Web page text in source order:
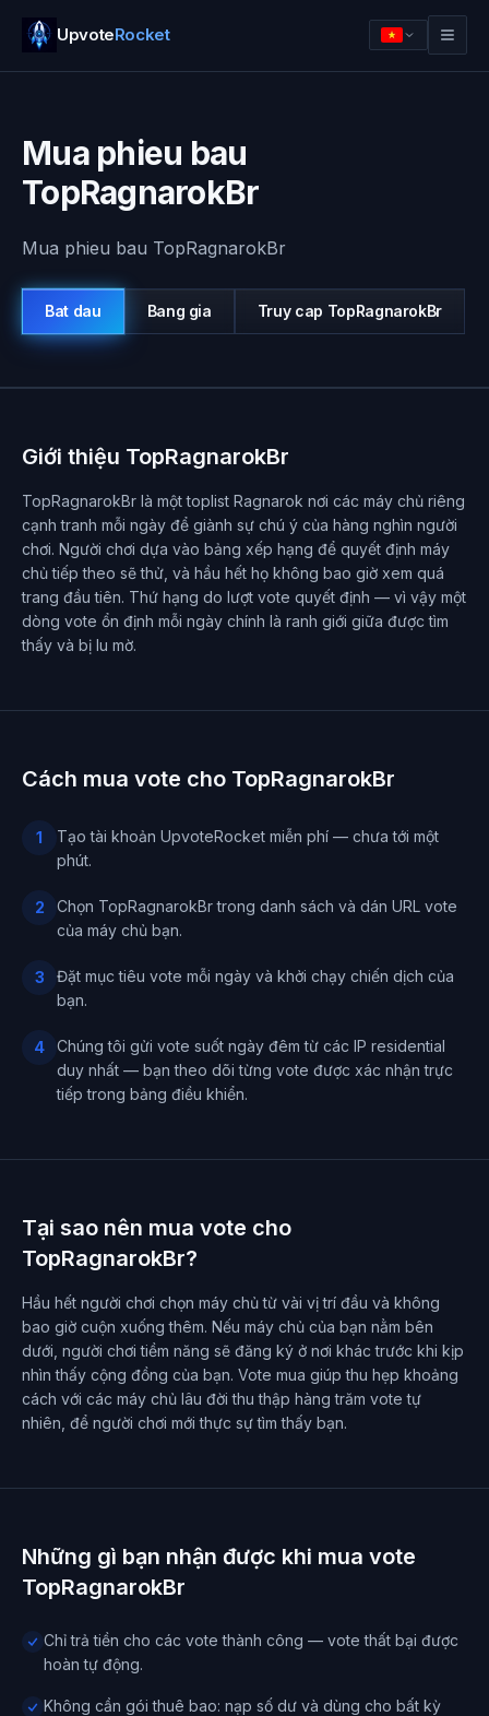
UpvoteRocket
Mua phieu bau
TopRagnarokBr
Mua phieu bau TopRagnarokBr
Bat dau Bang gia Truy cap TopRagnarokBr
Giới thiệu TopRagnarokBr
TopRagnarokBr là một toplist Ragnarok nơi các máy chủ riêng
cạnh tranh mỗi ngày để giành sự chú ý của hàng nghìn người
chơi. Người chơi dựa vào bảng xếp hạng để quyết định máy
chủ tiếp theo sẽ thử, và hầu hết họ không bao giờ xem quá
trang đầu tiên. Thứ hạng do lượt vote quyết định — vì vậy một
dòng vote ổn định mỗi ngày chính là ranh giới giữa được tìm
thấy và bị lu mờ.
Cách mua vote cho TopRagnarokBr
1
Tạo tài khoản UpvoteRocket miễn phí — chưa tới một
phút.
2
Chọn TopRagnarokBr trong danh sách và dán URL vote
của máy chủ bạn.
3
Đặt mục tiêu vote mỗi ngày và khởi chạy chiến dịch của
bạn.
4
Chúng tôi gửi vote suốt ngày đêm từ các IP residential
duy nhất — bạn theo dõi từng vote được xác nhận trực
tiếp trong bảng điều khiển.
Tại sao nên mua vote cho
TopRagnarokBr?
Hầu hết người chơi chọn máy chủ từ vài vị trí đầu và không
bao giờ cuộn xuống thêm. Nếu máy chủ của bạn nằm bên
dưới, người chơi tiềm năng sẽ đăng ký ở nơi khác trước khi kịp
nhìn thấy cộng đồng của bạn. Vote mua giúp thu hẹp khoảng
cách với các máy chủ lâu đời thu thập hàng trăm vote tự
nhiên, để người chơi mới thực sự tìm thấy bạn.
Những gì bạn nhận được khi mua vote
TopRagnarokBr
Chỉ trả tiền cho các vote thành công — vote thất bại được
hoàn tự động.
Không cần gói thuê bao: nạp số dư và dùng cho bất kỳ